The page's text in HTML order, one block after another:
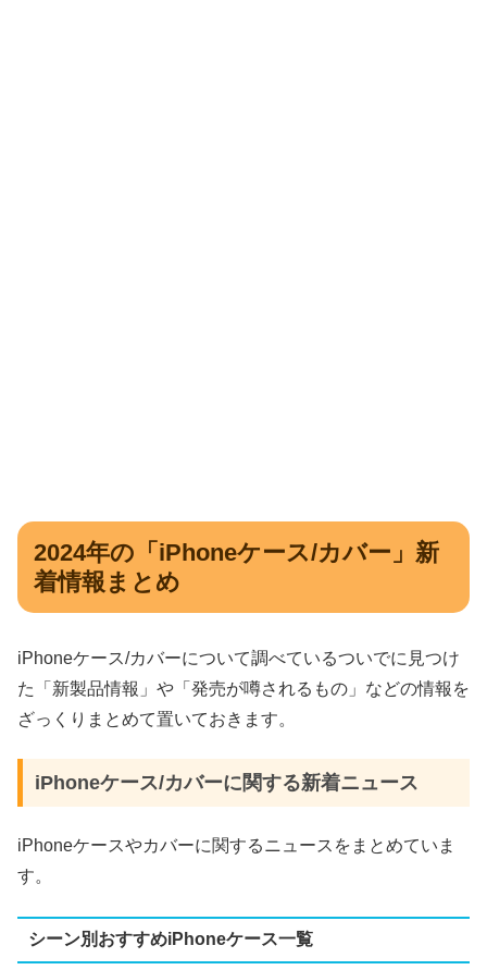
2024年の「iPhoneケース/カバー」新
着情報まとめ
iPhoneケース/カバーについて調べているついでに見つけ
た「新製品情報」や「発売が噂されるもの」などの情報を
ざっくりまとめて置いておきます。
iPhoneケース/カバーに関する新着ニュース
iPhoneケースやカバーに関するニュースをまとめていま
す。
シーン別おすすめiPhoneケース一覧